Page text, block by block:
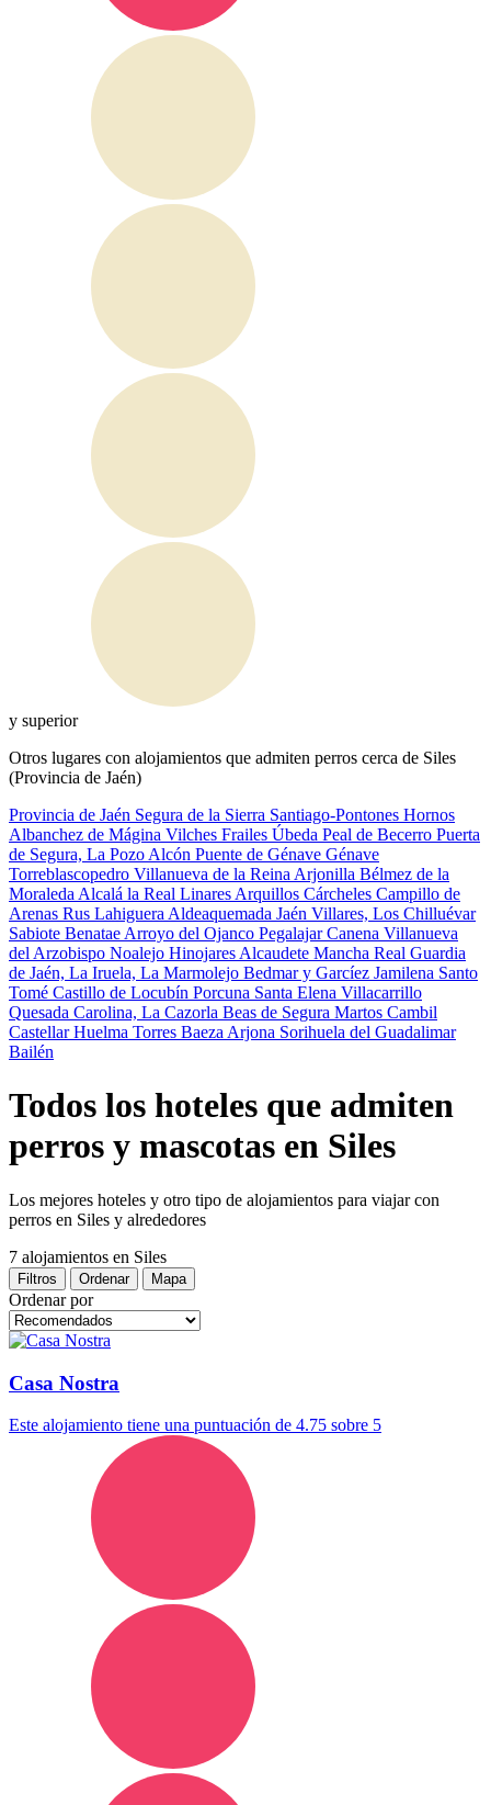
y superior
Otros lugares con alojamientos que admiten perros cerca de Siles
(Provincia de Jaén)
Provincia de Jaén Segura de la Sierra Santiago-Pontones Hornos
Albanchez de Mágina Vilches Frailes Úbeda Peal de Becerro Puerta
de Segura, La Pozo Alcón Puente de Génave Génave
Torreblascopedro Villanueva de la Reina Arjonilla Bélmez de la
Moraleda Alcalá la Real Linares Arquillos Cárcheles Campillo de
Arenas Rus Lahiguera Aldeaquemada Jaén Villares, Los Chilluévar
Sabiote Benatae Arroyo del Ojanco PegalajarCanena Villanueva
del Arzobispo Noalejo Hinojares Alcaudete Mancha Real Guardia
de Jaén, La Iruela, La Marmolejo Bedmar y Garcíez Jamilena Santo
Tomé Castillo de Locubín Porcuna Santa Elena Villacarrillo
Quesada Carolina, La Cazorla Beas de Segura Martos Cambil
CastellarHuelma Torres Baeza Arjona Sorihuela del Guadalimar
Bailén
Todos los hoteles que admiten
perros y mascotas en Siles
Los mejores hoteles y otro tipo de alojamientos para viajar con
perros en Siles y alrededores
7 alojamientos en Siles
Filtros Ordenar Mapa
Ordenar por
Casa Nostra
Este alojamiento tiene una puntuación de 4.75 sobre 5